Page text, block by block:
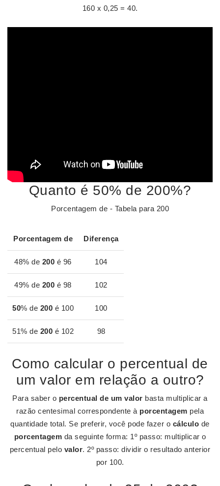
160 x 0,25 = 40.
Quanto é 50% de 200%?
Porcentagem de - Tabela para 200
Porcentagem de Diferença
48% de 200 é 96 104
49% de 200 é 98 102
50% de 200 é 100 100
51% de 200 é 102 98
Como calcular o percentual de
um valor em relação a outro?
Para saber o percentual de um valor basta multiplicar a
razão centesimal correspondente à porcentagem pela
quantidade total. Se preferir, você pode fazer o cálculo de
porcentagem da seguinte forma: 1º passo: multiplicar o
percentual pelo valor. 2º passo: dividir o resultado anterior
por 100.